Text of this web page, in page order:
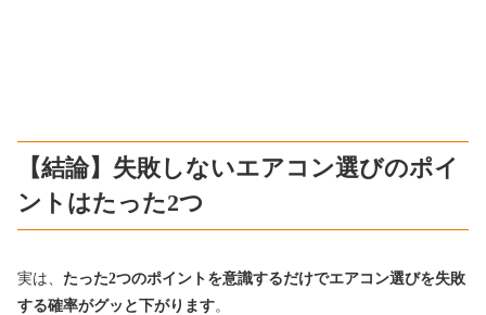
【結論】失敗しないエアコン選びのポイ
ントはたった2つ
実は、 たった2つのポイントを意識するだけでエアコン選びを失敗
する確率がグッと下がります。